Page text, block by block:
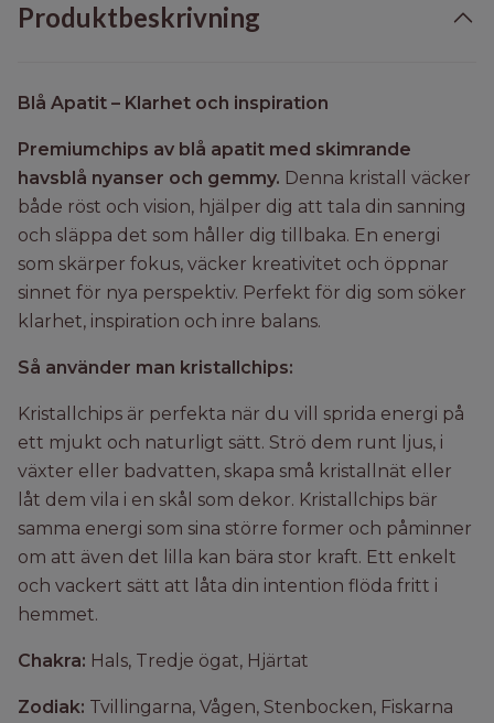
Produktbeskrivning
Blå Apatit – Klarhet och inspiration
Premiumchips av blå apatit med skimrande
havsblå nyanser och gemmy. Denna kristall väcker
både röst och vision, hjälper dig att tala din sanning
och släppa det som håller dig tillbaka. En energi
som skärper fokus, väcker kreativitet och öppnar
sinnet för nya perspektiv. Perfekt för dig som söker
klarhet, inspiration och inre balans.
Så använder man kristallchips:
Kristallchips är perfekta när du vill sprida energi på
ett mjukt och naturligt sätt. Strö dem runt ljus, i
växter eller badvatten, skapa små kristallnät eller
låt dem vila i en skål som dekor. Kristallchips bär
samma energi som sina större former och påminner
om att även det lilla kan bära stor kraft. Ett enkelt
och vackert sätt att låta din intention flöda fritt i
hemmet.
Chakra: Hals, Tredje ögat, Hjärtat
Zodiak: Tvillingarna, Vågen, Stenbocken, Fiskarna